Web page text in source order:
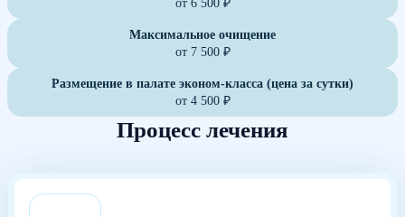
Максимальное очищение
от 7 500 ₽
Размещение в палате эконом-класса (цена за сутки)
от 4 500 ₽
Процесс лечения